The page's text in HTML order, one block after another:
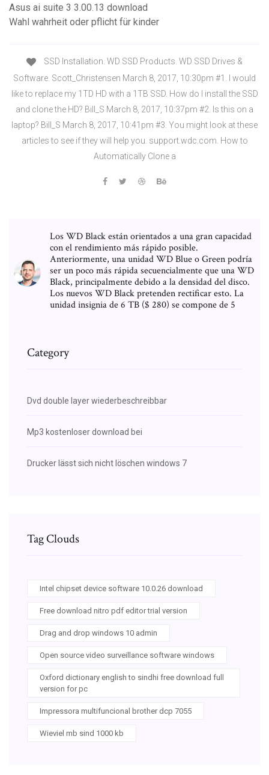
Asus ai suite 3 3.00.13 download
Wahl wahrheit oder pflicht für kinder
SSD Installation. WD SSD Products. WD SSD Drives &
Software. Scott_Christensen March 8, 2017, 10:30pm #1. I would
like to replace my 1TD HD with a 1TB SSD. How do I install the SSD
and clone the HD? Bill_S March 8, 2017, 10:37pm #2. Is this on a
laptop? Bill_S March 8, 2017, 10:41pm #3. You might look at these
articles to see if they will help you. support.wdc.com. How to
Automatically Clone a
Los WD Black están orientados a una gran capacidad
con el rendimiento más rápido posible.
Anteriormente, una unidad WD Blue o Green podría
ser un poco más rápida secuencialmente que una WD
Black, principalmente debido a la densidad del disco.
Los nuevos WD Black pretenden rectificar esto. La
unidad insignia de 6 TB ($ 280) se compone de 5
Category
Dvd double layer wiederbeschreibbar
Mp3 kostenloser download bei
Drucker lässt sich nicht löschen windows 7
Tag Clouds
Intel chipset device software 10.0.26 download
Free download nitro pdf editor trial version
Drag and drop windows 10 admin
Open source video surveillance software windows
Oxford dictionary english to sindhi free download full
version for pc
Impressora multifuncional brother dcp 7055
Wieviel mb sind 1000 kb